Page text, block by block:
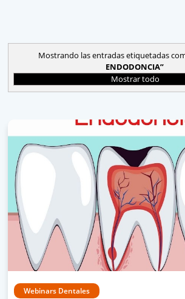
Mostrando las entradas etiquetadas
ENDODONCIA
Mostrar todo
Webinars Dentales